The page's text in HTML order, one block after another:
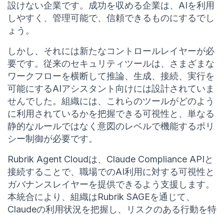
設けない企業です。成功を収める企業は、AIを利用
しやすく、管理可能で、信頼できるものにするでし
ょう。
しかし、それには新たなコントロールレイヤーが必
要です。従来のセキュリティツールは、さまざまな
ワークフローを横断して推論、生成、接続、実行を
可能にするAIアシスタント向けには設計されていま
せんでした。組織には、これらのツールがどのよう
に利用されているかを把握できる可視性と、単なる
静的なルールではなく意図のレベルで機能するポリ
シー制御が必要です。
Rubrik Agent Cloudは、Claude Compliance APIと
接続することで、職場でのAI利用に対する可視性と
ガバナンスレイヤーを提供できるよう支援します。
本統合により、組織はRubrik SAGEを通じて、
Claudeの利用状況を把握し、リスクのある行動を特